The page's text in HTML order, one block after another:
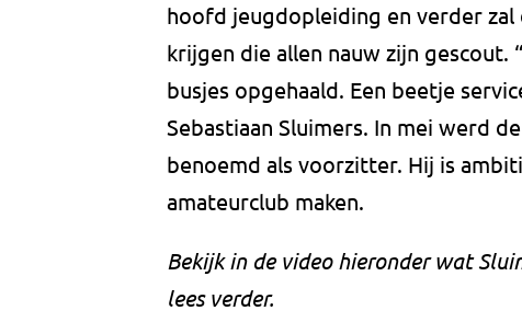
hoofd jeugdopleiding en verder
krijgen die allen nauw zijn
busjes opgehaald. Een beetje
Sebastiaan Sluimers. In mei werd
benoemd als voorzitter. Hij is
amateurclub maken.
Bekijk in de video hieronder wat
lees verder.